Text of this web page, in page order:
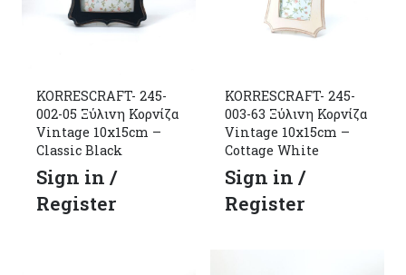
KORRESCRAFT- 245-
002-05 Ξύλινη Κορνίζα
Vintage 10x15cm –
Classic Black
Sign in /
Register
KORRESCRAFT- 245-
003-63 Ξύλινη Κορνίζα
Vintage 10x15cm –
Cottage White
Sign in /
Register